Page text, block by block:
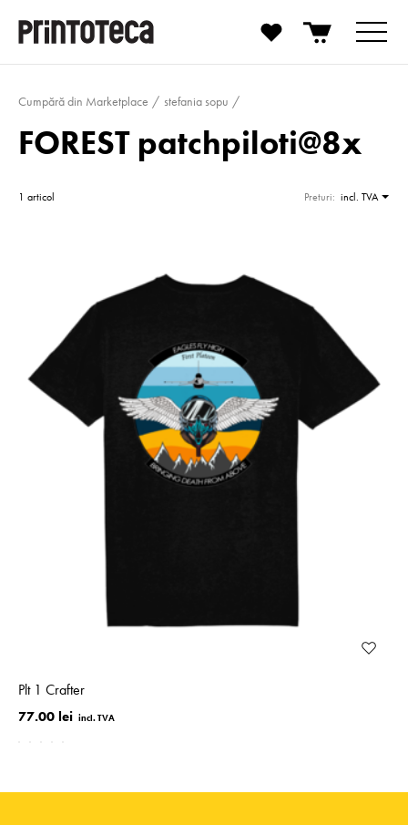
Cumpără din Marketplace stefania sopu
FOREST patchpiloti@8x
1 articol Preturi: incl. TVA
Plt 1 Crafter
77.00 lei